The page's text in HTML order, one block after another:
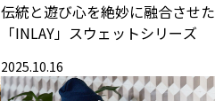
伝統と遊び心を絶妙に融合させた
「INLAY」スウェットシリーズ
2025.10.16